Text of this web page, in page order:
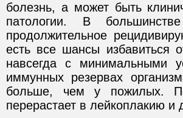
болезнь, а может быть
патологии. В
продолжительное
есть все шансы избавиться
навсегда с минимальными
иммунных резервах
больше, чем у пожилых.
перерастает в лейкоплакию и